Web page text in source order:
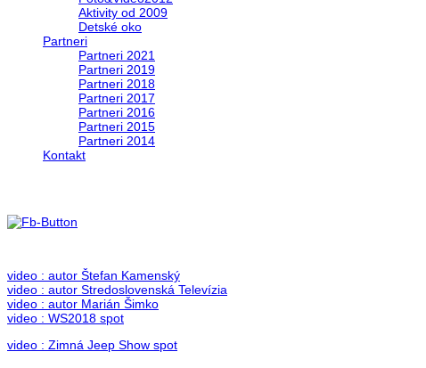
Aktivity od 2009
Detské oko
Partneri
Partneri 2021
Partneri 2019
Partneri 2018
Partneri 2017
Partneri 2016
Partneri 2015
Partneri 2014
Kontakt
video : autor Štefan Kamenský
video : autor Stredoslovenská Televízia
video : autor Marián Šimko
video : WS2018 spot
video : Zimná Jeep Show spot